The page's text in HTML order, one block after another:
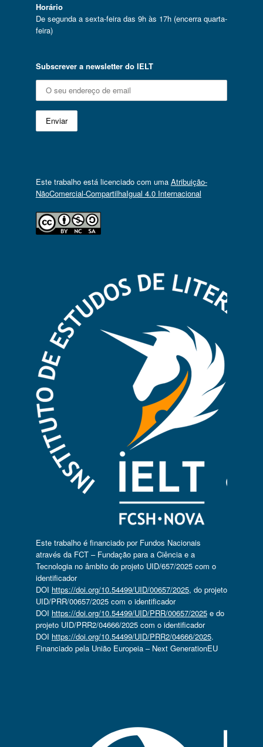
Horário
De segunda a sexta-feira das 9h às 17h (encerra quarta-
feira)
Subscrever a newsletter do IELT
Este trabalho está licenciado com uma Atribuição-
NãoComercial-CompartilhaIgual 4.0 Internacional
Este trabalho é financiado por Fundos Nacionais
através da FCT – Fundação para a Ciência e a
Tecnologia no âmbito do projeto UID/657/2025 com o
identificador
DOI https://doi.org/10.54499/UID/00657/2025, do projeto
UID/PRR/00657/2025 com o identificador
DOI https://doi.org/10.54499/UID/PRR/00657/2025e do
projeto UID/PRR2/04666/2025 com o identificador
DOI https://doi.org/10.54499/UID/PRR2/04666/2025.
Financiado pela União Europeia – Next GenerationEU